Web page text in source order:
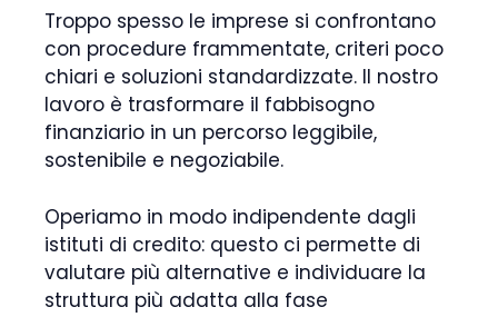
Troppo spesso le imprese si confrontano
con procedure frammentate, criteri poco
chiari e soluzioni standardizzate. Il nostro
lavoro è trasformare il fabbisogno
finanziario in un percorso leggibile,
sostenibile e negoziabile.
Operiamo in modo indipendente dagli
istituti di credito: questo ci permette di
valutare più alternative e individuare la
struttura più adatta alla fase